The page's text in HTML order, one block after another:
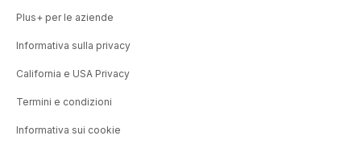
Plus+ per le aziende
Informativa sulla privacy
California e USA Privacy
Termini e condizioni
Informativa sui cookie